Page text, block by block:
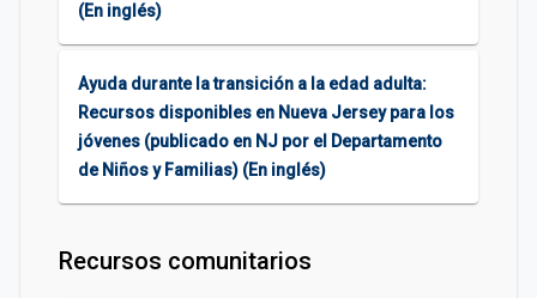
(En inglés)
Ayuda durante la transición a la edad adulta:
Recursos disponibles en Nueva Jersey para los
jóvenes (publicado en NJ por el Departamento
de Niños y Familias) (En inglés)
Recursos comunitarios